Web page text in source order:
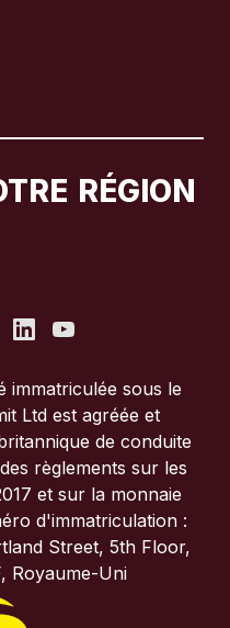
RÉGION
immatriculée sous le
Ltd est agréée et
de conduite
règlements sur les
et sur la monnaie
d'immatriculation :
Street, 5th Floor,
Royaume-Uni